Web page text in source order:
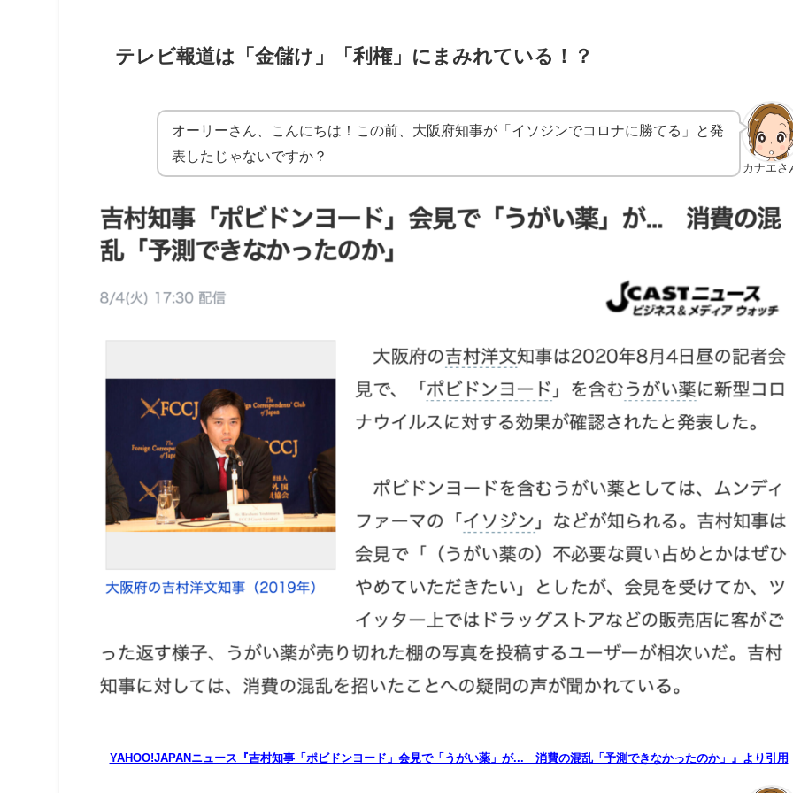
テレビ報道は「金儲け」「利権」にまみれている！？
カナエさ
オーリーさん、こんにちは！この前、大阪府知事が「イソジンでコロナに勝てる」と発
表したじゃないですか？
YAHOO!JAPANニュース『吉村知事「ポビドンヨード」会見で「うがい薬」が... 消費の混乱「予測できなかったのか」』より引用